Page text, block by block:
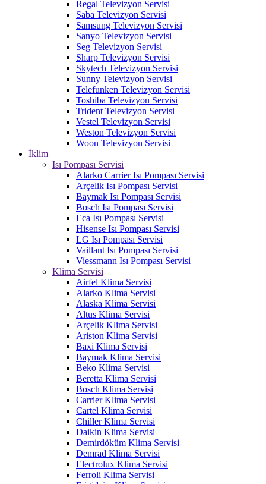
Regal Televizyon Servisi
Saba Televizyon Servisi
Samsung Televizyon Servisi
Sanyo Televizyon Servisi
Seg Televizyon Servisi
Sharp Televizyon Servisi
Skytech Televizyon Servisi
Sunny Televizyon Servisi
Telefunken Televizyon Servisi
Toshiba Televizyon Servisi
Trident Televizyon Servisi
Vestel Televizyon Servisi
Weston Televizyon Servisi
Woon Televizyon Servisi
İklim
Isı Pompası Servisi
Alarko Carrier Isı Pompası Servisi
Arçelik Isı Pompası Servisi
Baymak Isı Pompası Servisi
Bosch Isı Pompası Servisi
Eca Isı Pompası Servisi
Hisense Isı Pompası Servisi
LG Isı Pompası Servisi
Vaillant Isı Pompası Servisi
Viessmann Isı Pompası Servisi
Klima Servisi
Airfel Klima Servisi
Alarko Klima Servisi
Alaska Klima Servisi
Altus Klima Servisi
Arçelik Klima Servisi
Ariston Klima Servisi
Baxi Klima Servisi
Baymak Klima Servisi
Beko Klima Servisi
Beretta Klima Servisi
Bosch Klima Servisi
Carrier Klima Servisi
Cartel Klima Servisi
Chiller Klima Servisi
Daikin Klima Servisi
Demirdöküm Klima Servisi
Demrad Klima Servisi
Electrolux Klima Servisi
Ferroli Klima Servisi